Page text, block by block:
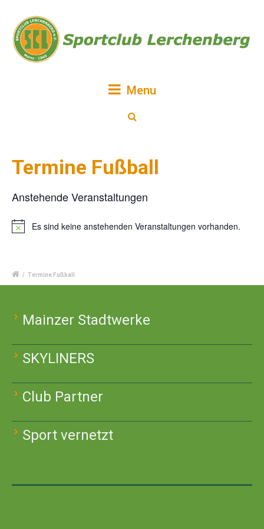
Menu
Termine Fußball
Anstehende Veranstaltungen
HinweisEs sind keine anstehenden Veranstaltungen vorhanden.
/ Termine Fußball
Mainzer Stadtwerke
SKYLINERS
Club Partner
Sport vernetzt